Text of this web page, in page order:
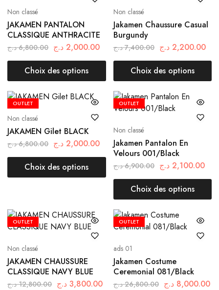
Non classé
JAKAMEN PANTALON
CLASSIQUE ANTHRACITE
6,800.00 د.ج 2,000.00 د.ج
Choix des options
Non classé
Jakamen Chaussure Casual
Burgundy
7,400.00 د.ج 2,200.00 د.ج
Choix des options
OUTLET
Non classé
JAKAMEN Gilet BLACK
6,800.00 د.ج 2,000.00 د.ج
Choix des options
OUTLET
Non classé
Jakamen Pantalon En
Velours 001/Black
6,900.00 د.ج 2,100.00 د.ج
Choix des options
OUTLET
Non classé
JAKAMEN CHAUSSURE
CLASSIQUE NAVY BLUE
12,800.00 د.ج 3,800.00 د.ج
OUTLET
ads 01
Jakamen Costume
Ceremonial 081/Black
26,800.00 د.ج 8,000.00 د.ج